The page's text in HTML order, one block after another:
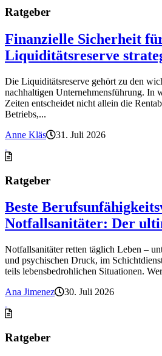
Ratgeber
Finanzielle Sicherheit
Liquiditätsreserve
Die Liquiditätsreserve gehört zu den
nachhaltigen Unternehmensführung. In
Zeiten entscheidet nicht allein die
Betriebs,...
Anne Kläs
31. Juli 2026
Ratgeber
Beste
Notfallsanitäter: Der
Notfallsanitäter retten täglich Leben –
und psychischen Druck, im
teils lebensbedrohlichen Situationen.
Ana Jimenez
30. Juli 2026
Ratgeber